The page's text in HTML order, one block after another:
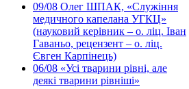
09/08 Олег ШПАК, «Служіння
медичного капелана УГКЦ»
(науковий керівник – о. ліц. Іван
Гаваньо, рецензент – о. ліц.
Євген Карпінець)
06/08 «Усі тварини рівні, але
деякі тварини рівніші»